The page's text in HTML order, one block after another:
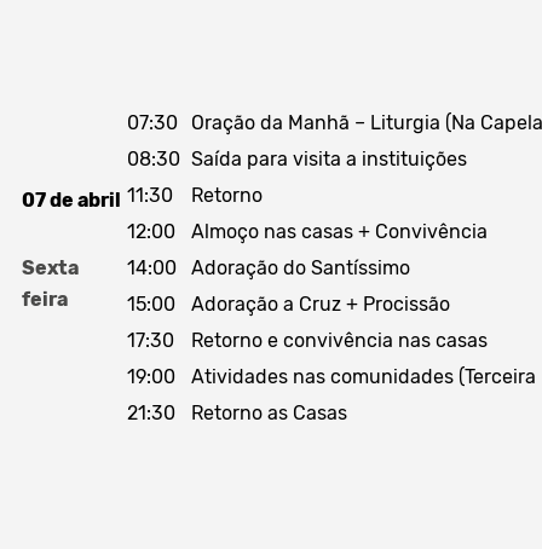
07 de abril
Sexta
feira
07:30
Oração da Manhã – Liturgia (Na
08:30 Saída para visita a instituições
11:30
Retorno
12:00
Almoço nas casas + Convivência
14:00
Adoração do Santíssimo
15:00
Adoração a Cruz + Procissão
17:30
Retorno e convivência nas casas
19:00
Atividades nas comunidades
21:30
Retorno as Casas